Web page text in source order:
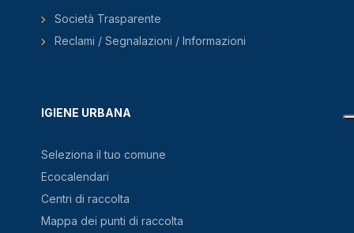
IGIENE URBANA
Seleziona il tuo comune
Ecocalendari
Centri di raccolta
Mappa dei punti di raccolta
Società Trasparente
Reclami / Segnalazioni / Informazioni